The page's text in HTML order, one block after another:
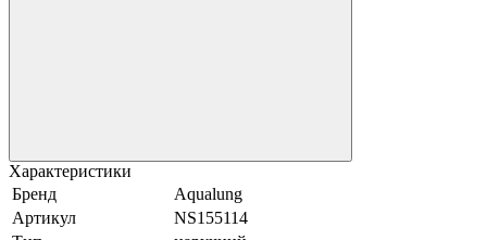
Характеристики
Бренд
Aqualung
Артикул
NS155114